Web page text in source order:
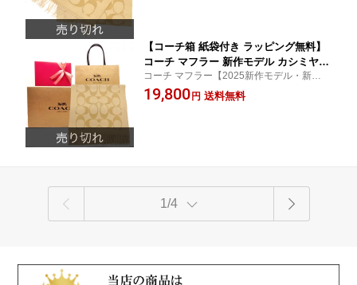
【コーチ箱 紙袋付き ラッピング無料】
コーチ マフラー 新作モデル カシミヤブ
レンド シグネチャー ロゴ マフラー レ
ディース CU-807 CAM ONE キャメル×
コーチ マフラー【2025新作モデル・新品】
【COACH コーチ】
19,800 円 送料無料
1/4